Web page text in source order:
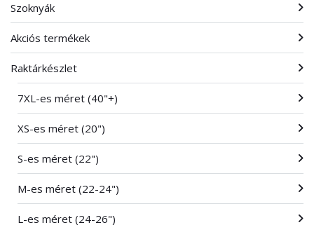
Szoknyák
Akciós termékek
Raktárkészlet
7XL-es méret (40"+)
XS-es méret (20")
S-es méret (22")
M-es méret (22-24")
L-es méret (24-26")